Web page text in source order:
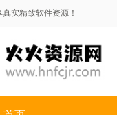
实精致软件资源！